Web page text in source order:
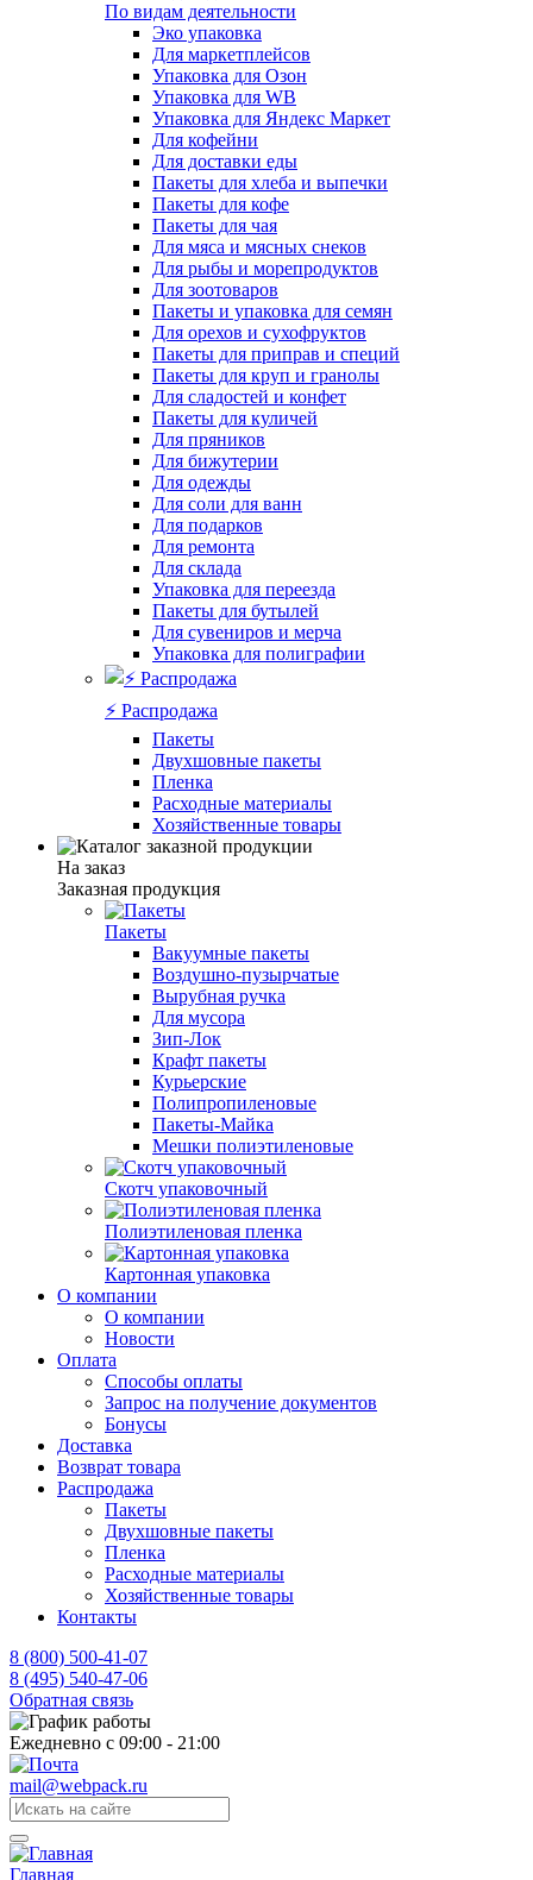
По видам деятельности
Эко упаковка
Для маркетплейсов
Упаковка для Озон
Упаковка для WB
Упаковка для Яндекс Маркет
Для кофейни
Для доставки еды
Пакеты для хлеба и выпечки
Пакеты для кофе
Пакеты для чая
Для мяса и мясных снеков
Для рыбы и морепродуктов
Для зоотоваров
Пакеты и упаковка для семян
Для орехов и сухофруктов
Пакеты для приправ и специй
Пакеты для круп и гранолы
Для сладостей и конфет
Пакеты для куличей
Для пряников
Для бижутерии
Для одежды
Для соли для ванн
Для подарков
Для ремонта
Для склада
Упаковка для переезда
Пакеты для бутылей
Для сувениров и мерча
Упаковка для полиграфии
⚡️ Распродажа
Пакеты
Двухшовные пакеты
Пленка
Расходные материалы
Хозяйственные товары
На заказ
Заказная продукция
Пакеты
Вакуумные пакеты
Воздушно-пузырчатые
Вырубная ручка
Для мусора
Зип-Лок
Крафт пакеты
Курьерские
Полипропиленовые
Пакеты-Майка
Мешки полиэтиленовые
Скотч упаковочный
Полиэтиленовая пленка
Картонная упаковка
О компании
О компании
Новости
Оплата
Способы оплаты
Запрос на получение документов
Бонусы
Доставка
Возврат товара
Распродажа
Пакеты
Двухшовные пакеты
Пленка
Расходные материалы
Хозяйственные товары
Контакты
8 (800) 500-41-07
8 (495) 540-47-06
Обратная связь
Ежедневно с 09:00 - 21:00
mail@webpack.ru
Главная